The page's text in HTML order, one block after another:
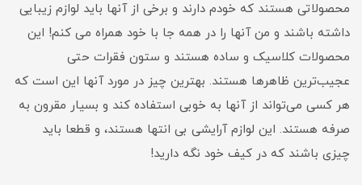
محصولاتی هستند که خودم دارند و برخی از آنها باید لوازم زیبایی
داشته باشند و من آنها را در همه جا با خود همراه می کنم! این
محصولات کلاسیک و ساده هستند و ستون فقرات حتی
عجیب‌ترین ظاهرها هستند. بهترین چیز در مورد آنها این است که
هر کسی می‌تواند از آنها به خوبی استفاده کند و بسیار مقرون به
صرفه هستند. این لوازم آرایشی بی انتها هستند، و قطعا باید
چیزی باشند که در کیف خود نگه دارید!